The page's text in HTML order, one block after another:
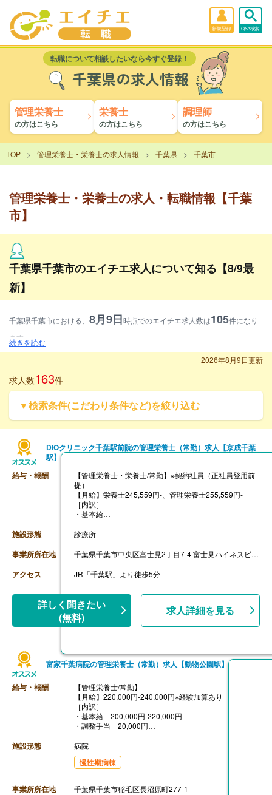
新規登録 Q&A検索
転職について相談したいなら今すぐ登録！
千葉県の求人情報
管理栄養士
の方はこちら
栄養士
の方はこちら
調理師
の方はこちら
TOP 管理栄養士・栄養士の求人情報 千葉県 千葉市
管理栄養士・栄養士の求人・転職情報【千葉
市】
千葉県千葉市のエイチエ求人について知る【8/9最
新】
千葉県千葉市における、 8月9日時点でのエイチエ求人数は105件になり
ます。
募集資格別に見ると、管理栄養士求人が32.4%、栄養士求人が28.6%、調理師
雇用形態別に見ると、常勤求人が72.4%、非常勤求人が25.7%、常勤・非常勤
求人が1.9%となります。
施設形態別に見ると、病院・クリニック求人が4.8%、介護・福祉求人が28.
6%、保育園等求人が16.2%、その他求人が50.5%となります。
続きを読む
2026年8月9日更新
求人数163件
▼検索条件(こだわり条件など)を絞り込む
DIOクリニック千葉駅前院の管理栄養士（常勤）求人【京成千葉
駅】
給与・報酬
【管理栄養士・栄養士/常勤】※契約社員（正社員登用前
提）
【月給】栄養士245,559円-、管理栄養士255,559円-
［内訳］
・基本給
・資格手当 栄養士10,000円、管理栄養士20,000円（年
間休日110日の場合）
・固定残業代 20時間-45時間分
※役職によって異なります。
※給与は求職者様の経験・能力・前職の給与を総合的に
鑑みて決定します。
［その他手当］
月）
・健康診断手当
・勤続手当
・書籍購入手当
【昇給】年2回
【退職金】なし
※年収例:
23歳・経験1年の場合 月給250,000円、年収3,500,000
円
28歳・経験4年の場合 月給280,000円、年収3,950,000
円
施設形態 診療所
事業所所在地 千葉県千葉市中央区富士見2丁目7-4 富士見ハイネスビル5F
アクセス JR「千葉駅」より徒歩5分
詳しく聞きたい
(無料)
求人詳細を見る
富家千葉病院の管理栄養士（常勤）求人【動物公園駅】
給与・報酬
【管理栄養士/常勤】
【月給】220,000円-240,000円※経験加算あり
［内訳］
・基本給 200,000円-220,000円
・調整手当 20,000円
［その他手当］
・休日手当 2,000円/回
【賞与】年2回（前年度実績3.25ヶ月分）
【通勤手当】あり（上限50,000円/月）
【退職金】あり※勤続3年以上
施設形態 病院
慢性期病棟
事業所所在地 千葉県千葉市稲毛区長沼原町277-1